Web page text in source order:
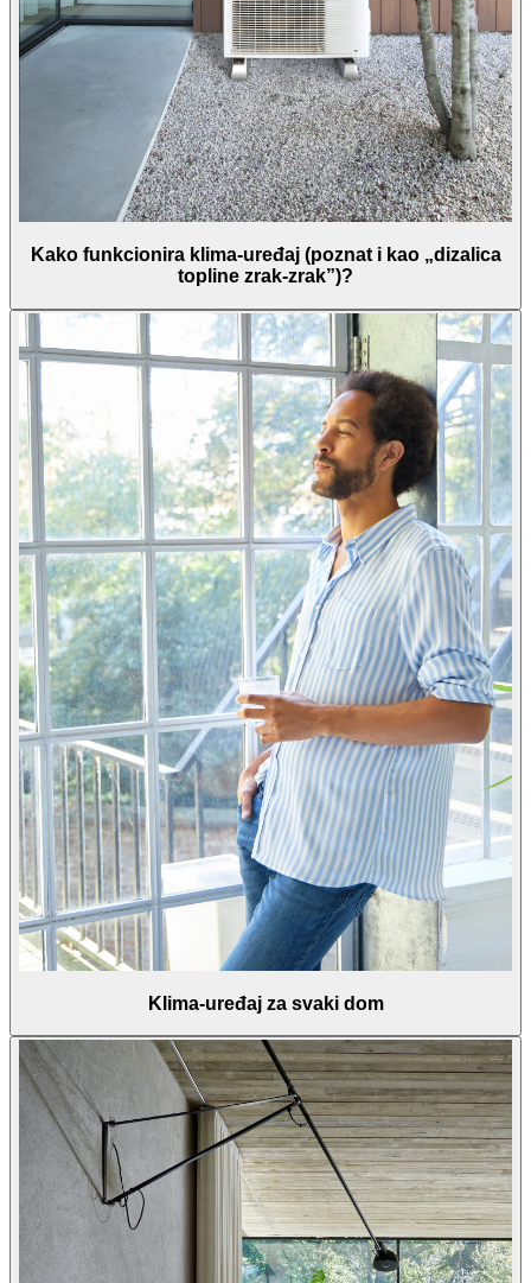
Kako funkcionira klima-uređaj (poznat i kao „dizalica
topline zrak-zrak”)?
Klima-uređaj za svaki dom